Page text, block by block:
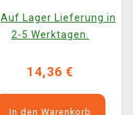
Auf Lager Lieferung in
2-5 Werktagen.
14,36 €
In den Warenkorb